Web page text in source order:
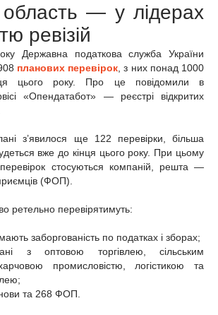
— у лідерах
ревізій
Державна податкова служба України
планових перевірок , з них понад 1000
цього року. Про це повідомили в
«Опендатабот» — реєстрі відкритих
з’явилося ще 122 перевірки, більша
вже до кінця цього року. При цьому
стосуються компаній, решта —
(ФОП).
ретельно перевірятимуть:
заборгованість по податках і зборах;
з оптовою торгівлею, сільським
промисловістю, логістикою та
та 268 ФОП.